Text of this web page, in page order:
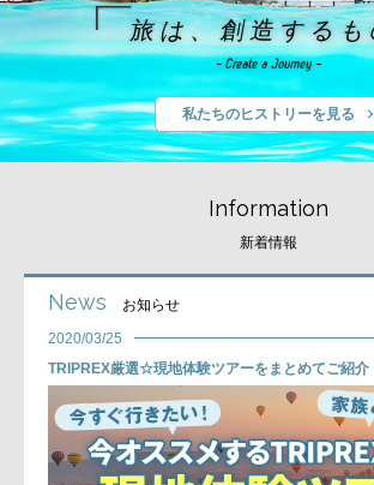
旅は、創造する
- Create a Journey -
私たちのヒストリーを見る
Information
新着情報
News
お知らせ
2020/03/25
TRIPREX厳選☆現地体験ツアーをまとめてご紹介